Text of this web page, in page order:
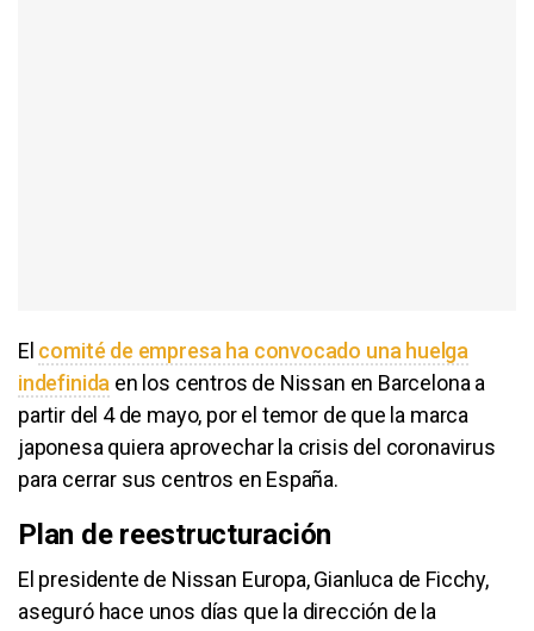
El comité de empresa ha convocado una huelga
indefinida en los centros de Nissan en Barcelona a
partir del 4 de mayo, por el temor de que la marca
japonesa quiera aprovechar la crisis del coronavirus
para cerrar sus centros en España.
Plan de reestructuración
El presidente de Nissan Europa, Gianluca de Ficchy,
aseguró hace unos días que la dirección de la